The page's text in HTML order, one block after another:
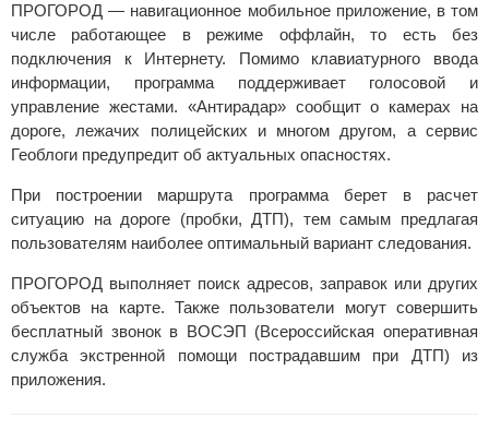
ПРОГОРОД — навигационное мобильное приложение, в том
числе работающее в режиме оффлайн, то есть без
подключения к Интернету. Помимо клавиатурного ввода
информации, программа поддерживает голосовой и
управление жестами. «Антирадар» сообщит о камерах на
дороге, лежачих полицейских и многом другом, а сервис
Геоблоги предупредит об актуальных опасностях.
При построении маршрута программа берет в расчет
ситуацию на дороге (пробки, ДТП), тем самым предлагая
пользователям наиболее оптимальный вариант следования.
ПРОГОРОД выполняет поиск адресов, заправок или других
объектов на карте. Также пользователи могут совершить
бесплатный звонок в ВОСЭП (Всероссийская оперативная
служба экстренной помощи пострадавшим при ДТП) из
приложения.